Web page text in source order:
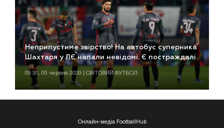
Неприпустиме звірство! На автобус суперника
Шахтаря у ЛЄ напали невідомі. Є постраждалі
09:30, 05 червня 2020 | СВІТОВИЙ ФУТБОЛ
Онлайн-медіа FootballHub